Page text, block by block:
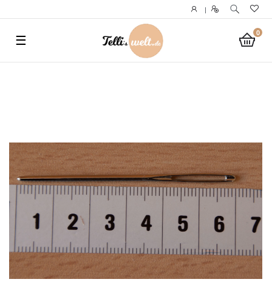
|
0
☰